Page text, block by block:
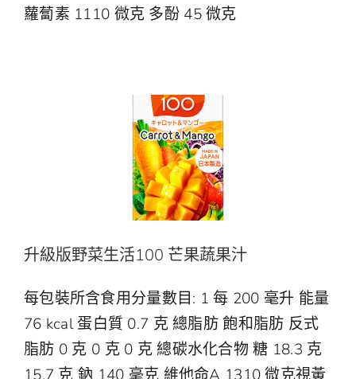
蘿蔔素 1110 微克 多酚 45 微克
升級版野菜生活100 芒果蔬果汁
每包裝所含食用分量數目: 1 每 200 毫升 能量
76 kcal 蛋白質 0.7 克 總脂肪 飽和脂肪 反式
脂肪 0 克 0 克 0 克 總碳水化合物 糖 18.3 克
15.7 克 鈉 140 毫克 維他命A 1310 微克視黃